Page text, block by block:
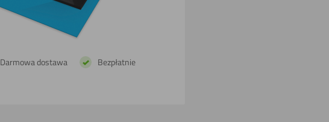
Polerowania
Darmowa dostawa Bezpłatnie